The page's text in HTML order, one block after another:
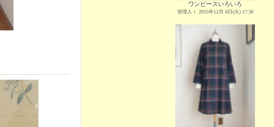
ワンピースいろいろ
管理人Ｉ 2015年12月 8日(火) 17:36